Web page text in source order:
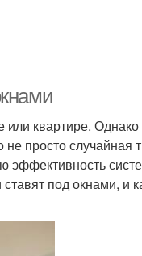
квартире. Однако
просто случайная
эффективность
под окнами, и